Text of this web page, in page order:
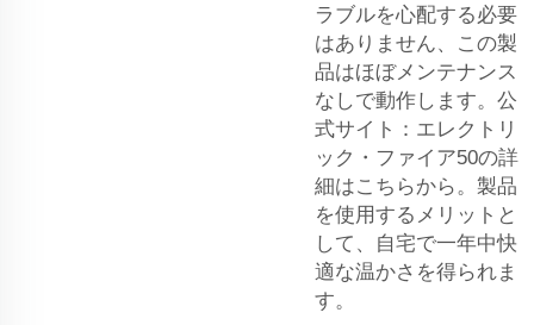
ラブルを心配する必要
はありません、この製
品はほぼメンテナンス
なしで動作します。公
式サイト：エレクトリ
ック・ファイア50の詳
細はこちらから。製品
を使用するメリットと
して、自宅で一年中快
適な温かさを得られま
す。